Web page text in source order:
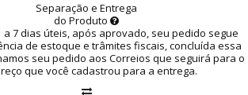
Separação e Entrega
do Produto
a 7 dias úteis, após aprovado, seu pedido segue
de estoque e trâmites fiscais, concluída essa
seu pedido aos Correios que seguirá para o
que você cadastrou para a entrega.